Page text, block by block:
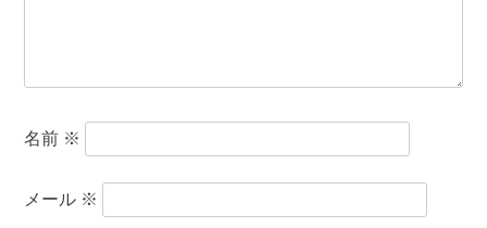
名前 ※
メール ※